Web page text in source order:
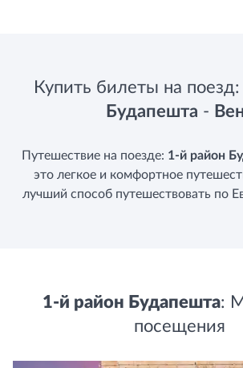
Купить билеты на поезд:
Будапешта -
Путешествие на поезде: 1-й район
это легкое и комфортное
лучший способ путешествовать по
1-й район Будапешта:
посещения